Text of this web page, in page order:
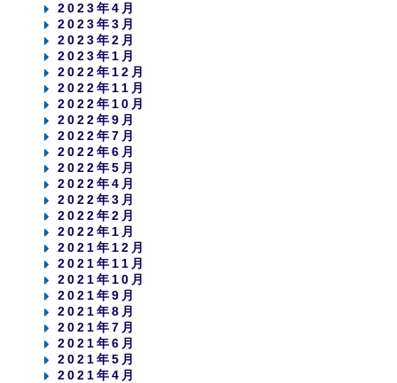
2023年4月
2023年3月
2023年2月
2023年1月
2022年12月
2022年11月
2022年10月
2022年9月
2022年7月
2022年6月
2022年5月
2022年4月
2022年3月
2022年2月
2022年1月
2021年12月
2021年11月
2021年10月
2021年9月
2021年8月
2021年7月
2021年6月
2021年5月
2021年4月